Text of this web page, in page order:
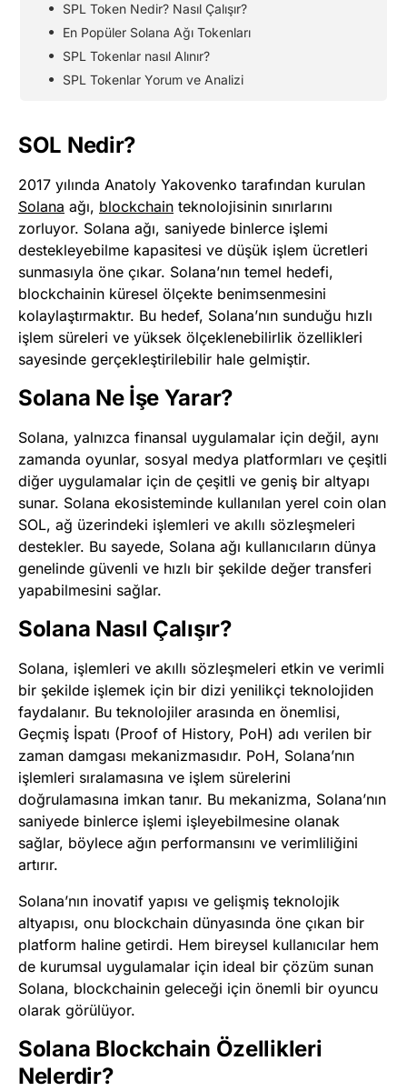
SPL Token Nedir? Nasıl Çalışır?
En Popüler Solana Ağı Tokenları
SPL Tokenlar nasıl Alınır?
SPL Tokenlar Yorum ve Analizi
SOL Nedir?
2017 yılında Anatoly Yakovenko tarafından kurulan
Solana ağı, blockchain teknolojisinin sınırlarını
zorluyor. Solana ağı, saniyede binlerce işlemi
destekleyebilme kapasitesi ve düşük işlem ücretleri
sunmasıyla öne çıkar. Solana’nın temel hedefi,
blockchainin küresel ölçekte benimsenmesini
kolaylaştırmaktır. Bu hedef, Solana’nın sunduğu hızlı
işlem süreleri ve yüksek ölçeklenebilirlik özellikleri
sayesinde gerçekleştirilebilir hale gelmiştir.
Solana Ne İşe Yarar?
Solana, yalnızca finansal uygulamalar için değil, aynı
zamanda oyunlar, sosyal medya platformları ve çeşitli
diğer uygulamalar için de çeşitli ve geniş bir altyapı
sunar. Solana ekosisteminde kullanılan yerel coin olan
SOL, ağ üzerindeki işlemleri ve akıllı sözleşmeleri
destekler. Bu sayede, Solana ağı kullanıcıların dünya
genelinde güvenli ve hızlı bir şekilde değer transferi
yapabilmesini sağlar.
Solana Nasıl Çalışır?
Solana, işlemleri ve akıllı sözleşmeleri etkin ve verimli
bir şekilde işlemek için bir dizi yenilikçi teknolojiden
faydalanır. Bu teknolojiler arasında en önemlisi,
Geçmiş İspatı (Proof of History, PoH) adı verilen bir
zaman damgası mekanizmasıdır. PoH, Solana’nın
işlemleri sıralamasına ve işlem sürelerini
doğrulamasına imkan tanır. Bu mekanizma, Solana’nın
saniyede binlerce işlemi işleyebilmesine olanak
sağlar, böylece ağın performansını ve verimliliğini
artırır.
Solana’nın inovatif yapısı ve gelişmiş teknolojik
altyapısı, onu blockchain dünyasında öne çıkan bir
platform haline getirdi. Hem bireysel kullanıcılar hem
de kurumsal uygulamalar için ideal bir çözüm sunan
Solana, blockchainin geleceği için önemli bir oyuncu
olarak görülüyor.
Solana Blockchain Özellikleri
Nelerdir?